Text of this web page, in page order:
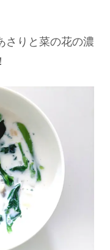
さりと菜の花の濃